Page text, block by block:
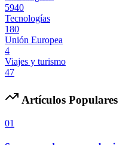
5940
Tecnologías
180
Unión Europea
4
Viajes y turismo
47
Artículos Populares
01